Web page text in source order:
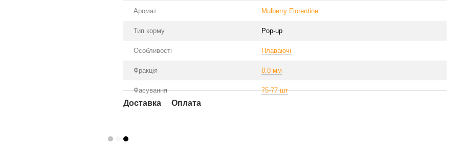
Аромат Mulberry Florentine
Тип корму Pop-up
Особливості Плаваючі
Фракція 8.0 мм
Фасування 75-77 шт
Доставка Оплата